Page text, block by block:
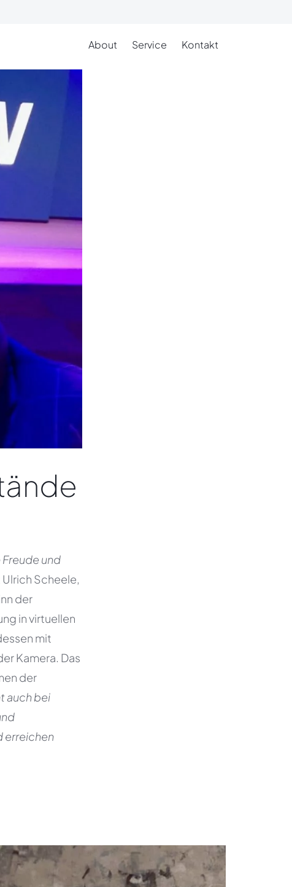
About Service Kontakt
und
Scheele,
der
in virtuellen
mit
Kamera. Das
der
auch bei
erreichen